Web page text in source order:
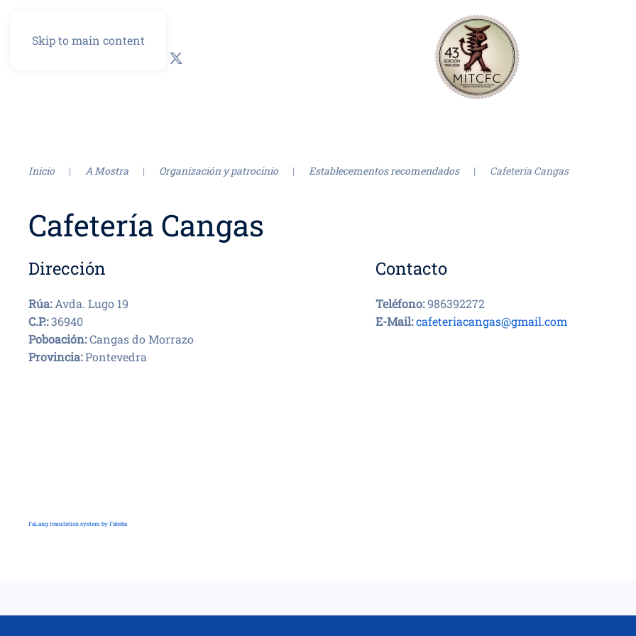
Skip to main content
Inicio A Mostra Organización y patrocinio Establecementos recomendados Cafetería Cangas
Cafetería Cangas
Dirección
Rúa:Avda. Lugo 19
C.P.:36940
Poboación:Cangas do Morrazo
Provincia:Pontevedra
Contacto
Teléfono:986392272
E-Mail:cafeteriacangas@gmail.com
FaLang translation system by Faboba